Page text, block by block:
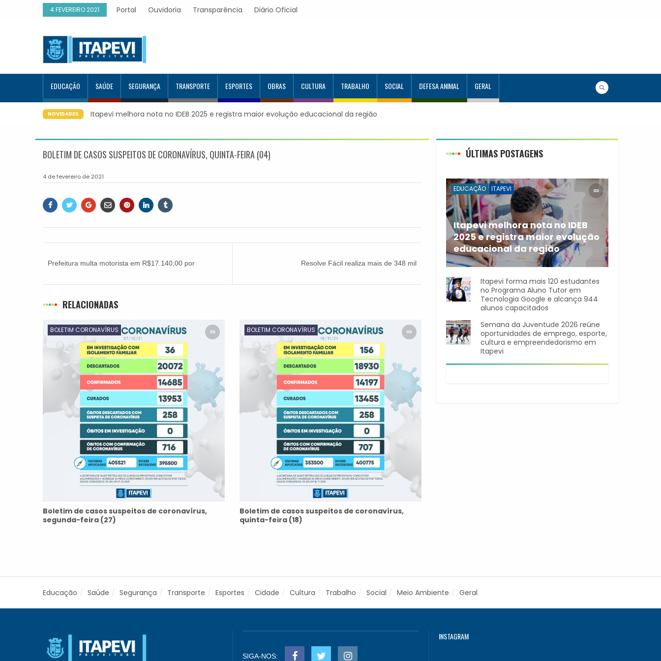
4 FEVEREIRO 2021 Portal Ouvidoria Transparência Diário Oficial
EDUCAÇÃO SAÚDE SEGURANÇA TRANSPORTE ESPORTES OBRAS CULTURA TRABALHO SOCIAL DEFESA ANIMAL GERAL
NOVIDADES Itapevi melhora nota no IDEB 2025 e registra maior evolução educacional da região
BOLETIM DE CASOS SUSPEITOS DE CORONAVÍRUS, QUINTA-FEIRA (04)
4 de fevereiro de 2021
Prefeitura multa motorista em R$17.140,00 por
Resolve Fácil realiza mais de 348 mil
RELACIONADAS
BOLETIM CORONAVÍRUS
Boletim de casos suspeitos de coronavírus,
segunda-feira (27)
BOLETIM CORONAVÍRUS
Boletim de casos suspeitos de coronavírus,
quinta-feira (18)
ÚLTIMAS POSTAGENS
EDUCAÇÃO ITAPEVI
Itapevi melhora nota no IDEB
2025 e registra maior evolução
educacional da região
A rede municipal de ensino
Itapevi forma mais 120 estudantes
no Programa Aluno Tutor em
Tecnologia Google e alcança 944
alunos capacitados
Semana da Juventude 2026 reúne
oportunidades de emprego, esporte,
cultura e empreendedorismo em
Itapevi
Educação Saúde Segurança Transporte Esportes Cidade Cultura Trabalho Social Meio Ambiente Geral
SIGA-NOS:
INSTAGRAM